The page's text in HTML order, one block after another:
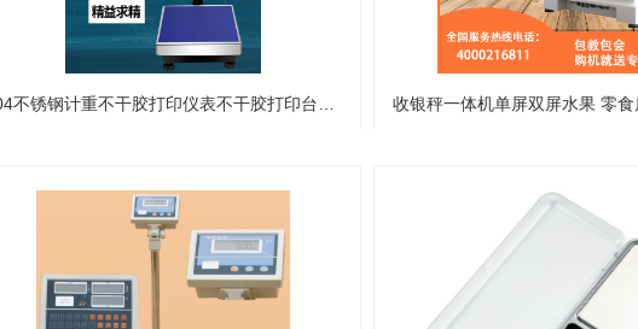
304不锈钢计重不干胶打印仪表不干胶打印台秤带不干胶打印电子秤